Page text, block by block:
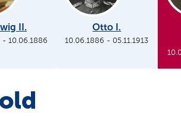
II.
-10.06.1886
Otto I.
10.06.1886 - 05.11.1913